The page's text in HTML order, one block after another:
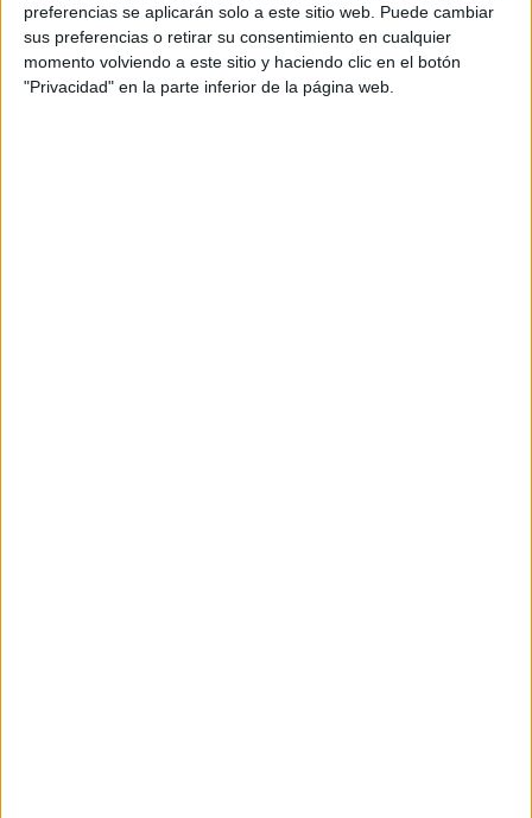
preferencias se aplicarán solo a este sitio web. Puede cambiar
sus preferencias o retirar su consentimiento en cualquier
momento volviendo a este sitio y haciendo clic en el botón
"Privacidad" en la parte inferior de la página web.